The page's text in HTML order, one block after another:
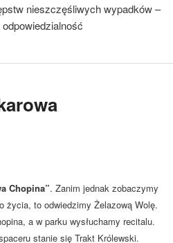
nieszczęśliwych wypadków –
Chopina”. Zanim jednak zobaczymy
życia, to odwiedzimy Żelazową Wolę.
a w parku wysłuchamy recitalu.
stanie się Trakt Królewski.